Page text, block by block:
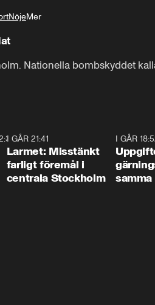
NöjeMer
Nationella bombskyddet
I GÅR 21:41
Larmet: Misstänkt
farligt föremål i
centrala Stockholm
I GÅR
samma